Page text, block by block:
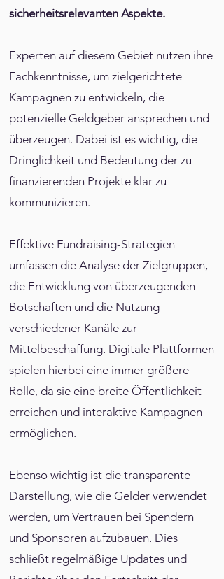
sicherheitsrelevanten Aspekte.
Experten auf diesem Gebiet nutzen ihre
Fachkenntnisse, um zielgerichtete
Kampagnen zu entwickeln, die
potenzielle Geldgeber ansprechen und
überzeugen. Dabei ist es wichtig, die
Dringlichkeit und Bedeutung der zu
finanzierenden Projekte klar zu
kommunizieren.
Effektive Fundraising-Strategien
umfassen die Analyse der Zielgruppen,
die Entwicklung von überzeugenden
Botschaften und die Nutzung
verschiedener Kanäle zur
Mittelbeschaffung. Digitale Plattformen
spielen hierbei eine immer größere
Rolle, da sie eine breite Öffentlichkeit
erreichen und interaktive Kampagnen
ermöglichen.
Ebenso wichtig ist die transparente
Darstellung, wie die Gelder verwendet
werden, um Vertrauen bei Spendern
und Sponsoren aufzubauen. Dies
schließt regelmäßige Updates und